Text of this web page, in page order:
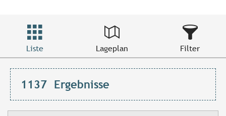
Liste Lageplan Filter
1137 Ergebnisse